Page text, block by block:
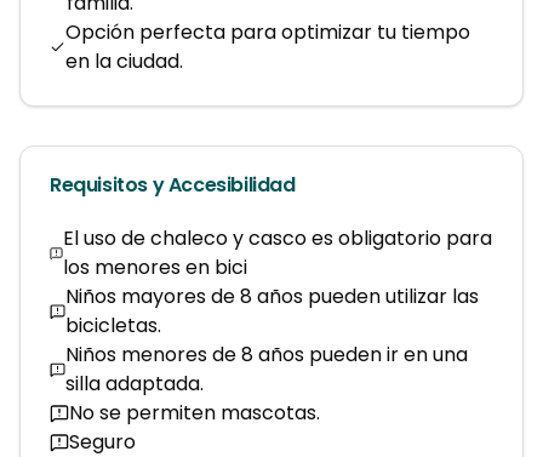
Opción perfecta para optimizar tu tiempo
en la ciudad.
Requisitos y Accesibilidad
El uso de chaleco y casco es obligatorio para
los menores en bici
Niños mayores de 8 años pueden utilizar las
bicicletas.
Niños menores de 8 años pueden ir en una
silla adaptada.
No se permiten mascotas.
Seguro